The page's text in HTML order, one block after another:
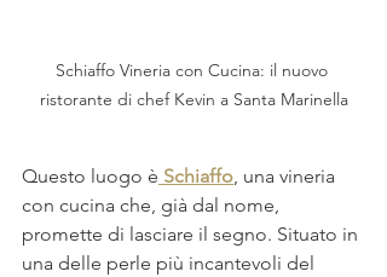
Schiaffo Vineria con Cucina: il nuovo
ristorante di chef Kevin a Santa Marinella
Questo luogo è Schiaffo, una vineria
con cucina che, già dal nome,
promette di lasciare il segno. Situato in
una delle perle più incantevoli del